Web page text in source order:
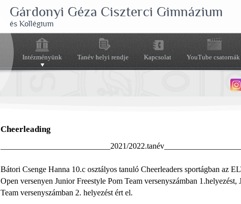
Gárdonyi Géza Ciszterci Gimnázium
és Kollégium
Intézményünk Tanév helyi rendje Kapcsolat YouTube csatornák
Cheerleading
___________________________2021/
Bátori Csenge Hanna 10.c osztályos tanuló Cheerleaders sportágban az
Open versenyen Junior Freestyle Pom Team versenyszámban 1.helyezést,
Team versenyszámban 2. helyezést ért el.